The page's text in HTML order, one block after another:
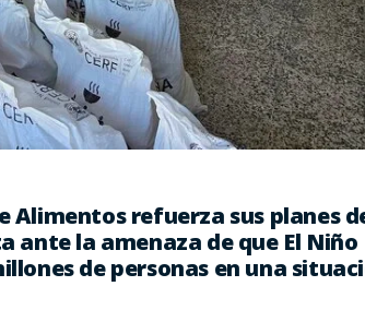
Alimentos refuerza sus planes
ante la amenaza de que El Niño
de personas en una